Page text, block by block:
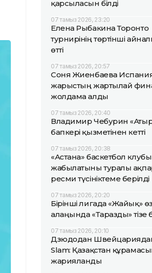
қарсыласын білді
07 тамыз 2026, 23:20
Елена Рыбакина Торонто
турнирінің төртінші
өтті
07 тамыз 2026, 20:57
Соня Жиенбаева
жарыстың жартылай
жолдама алды
07 тамыз 2026, 20:40
Владимир Чебурин
бапкері қызметінен кетті
07 тамыз 2026, 20:38
«Астана» баскетбол
жабылатыны туралы
ресми түсініктеме берілді
07 тамыз 2026, 20:20
Бірінші лигада «Жайық» өз
алаңында «Таразды» тізе
07 тамыз 2026, 20:10
Дзюдодан
Slam: Қазақстан
жарияланды